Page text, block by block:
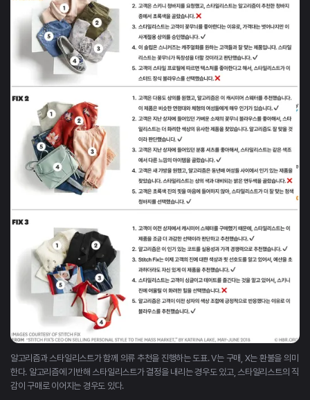
알고리즘과 스타일리스트가 함께 의류 추천을 진행하는 도표. V는 구매, X는 환불을 의미
한다. 알고리즘에 기반해 스타일리스트가 결정을 내리는 경우도 있고, 스타일리스트의 직
감이 구매로 이어지는 경우도 있다.